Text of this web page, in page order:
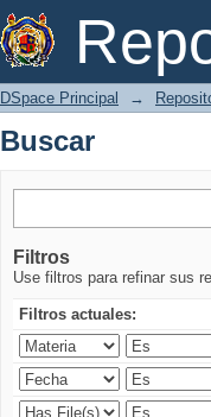
Buscar
DSpace Principal →
Buscar
Filtros
Use filtros para refinar sus
Filtros actuales: